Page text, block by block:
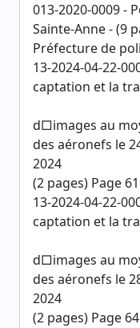
013-2020-0009 -
Sainte-Anne - (9
Préfecture de
13-2024-04-22-
captation et la
d□images au
des aéronefs le
2024
(2 pages) Page 61
13-2024-04-22-
captation et la
d□images au
des aéronefs le
2024
(2 pages) Page 64